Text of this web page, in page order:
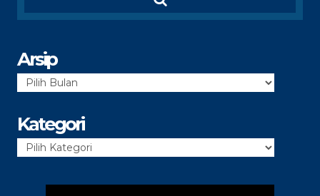
Arsip
Arsip
Kategori
Kategori